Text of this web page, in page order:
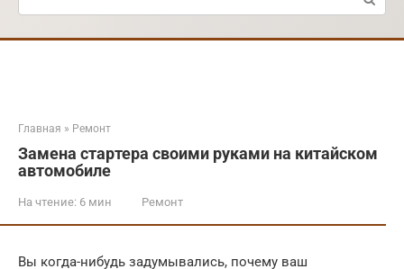
Главная » Ремонт
Замена стартера своими руками на китайском
автомобиле
На чтение: 6 мин Ремонт
Вы когда-нибудь задумывались, почему ваш